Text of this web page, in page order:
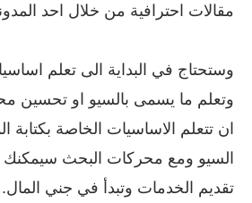
مقالات احترافية من خلال احد
وستحتاج في البداية الى تعلم
وتعلم ما يسمى بالسيو او تحسين
ان تتعلم الاساسيات الخاصة بكتابة
السيو ومع محركات البحث سيمكنك
تقديم الخدمات وتبدأ في جني المال.